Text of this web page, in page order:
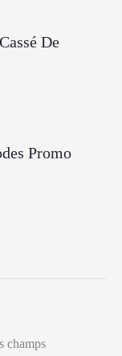
De
Promo
champs